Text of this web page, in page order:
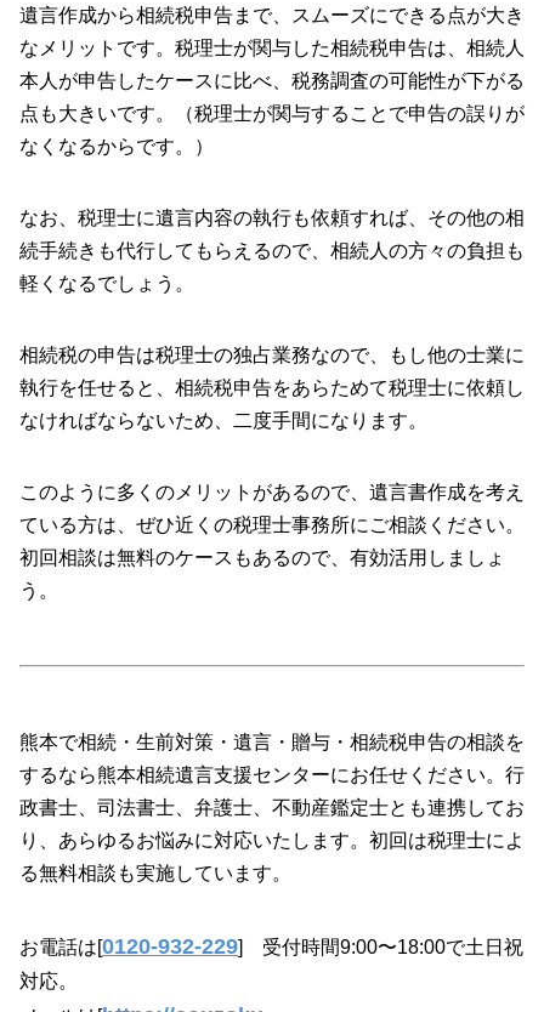
遺言作成から相続税申告まで、スムーズにできる点が大き
なメリットです。税理士が関与した相続税申告は、相続人
本人が申告したケースに比べ、税務調査の可能性が下がる
点も大きいです。（税理士が関与することで申告の誤りが
なくなるからです。）
なお、税理士に遺言内容の執行も依頼すれば、その他の相
続手続きも代行してもらえるので、相続人の方々の負担も
軽くなるでしょう。
相続税の申告は税理士の独占業務なので、もし他の士業に
執行を任せると、相続税申告をあらためて税理士に依頼し
なければならないため、二度手間になります。
このように多くのメリットがあるので、遺言書作成を考え
ている方は、ぜひ近くの税理士事務所にご相談ください。
初回相談は無料のケースもあるので、有効活用しましょ
う。
熊本で相続・生前対策・遺言・贈与・相続税申告の相談を
するなら熊本相続遺言支援センターにお任せください。行
政書士、司法書士、弁護士、不動産鑑定士とも連携してお
り、あらゆるお悩みに対応いたします。初回は税理士によ
る無料相談も実施しています。
お電話は[0120-932-229] 受付時間9:00〜18:00で土日祝
対応。